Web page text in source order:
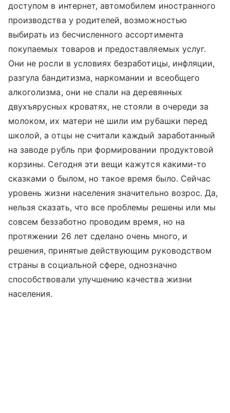
доступом в интернет, автомобилем иностранного
производства у родителей, возможностью
выбирать из бесчисленного ассортимента
покупаемых товаров и предоставляемых услуг.
Они не росли в условиях безработицы, инфляции,
разгула бандитизма, наркомании и всеобщего
алкоголизма, они не спали на деревянных
двухъярусных кроватях, не стояли в очереди за
молоком, их матери не шили им рубашки перед
школой, а отцы не считали каждый заработанный
на заводе рубль при формировании продуктовой
корзины. Сегодня эти вещи кажутся какими-то
сказками о былом, но такое время было. Сейчас
уровень жизни населения значительно возрос. Да,
нельзя сказать, что все проблемы решены или мы
совсем беззаботно проводим время, но на
протяжении 26 лет сделано очень много, и
решения, принятые действующим руководством
страны в социальной сфере, однозначно
способствовали улучшению качества жизни
населения.